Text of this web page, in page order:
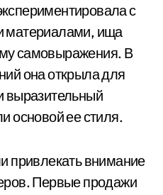
с
материалами, ища
самовыражения. В
она открыла для
выразительный
основой ее стиля.
привлекать внимание
Первые продажи